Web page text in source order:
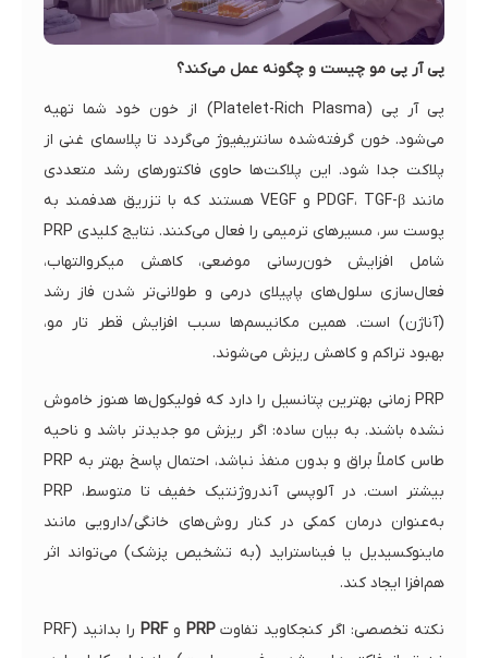
پی آر پی مو چیست و چگونه عمل می‌کند؟
پی آر پی (Platelet-Rich Plasma) از خون خود شما تهیه
می‌شود. خون گرفته‌شده سانتریفیوژ می‌گردد تا پلاسمای غنی از
پلاکت جدا شود. این پلاکت‌ها حاوی فاکتورهای رشد متعددی
مانند PDGF، TGF-β و VEGF هستند که با تزریق هدفمند به
پوست سر، مسیرهای ترمیمی را فعال می‌کنند. نتایج کلیدی PRP
شامل افزایش خون‌رسانی موضعی، کاهش میکروالتهاب،
فعال‌سازی سلول‌های پاپیلای درمی و طولانی‌تر شدن فاز رشد
(آناژن) است. همین مکانیسم‌ها سبب افزایش قطر تار مو،
بهبود تراکم و کاهش ریزش می‌شوند.
PRP زمانی بهترین پتانسیل را دارد که فولیکول‌ها هنوز خاموش
نشده باشند. به بیان ساده: اگر ریزش مو جدیدتر باشد و ناحیه
طاس کاملاً براق و بدون منفذ نباشد، احتمال پاسخ بهتر به PRP
بیشتر است. در آلوپسی آندروژنتیک خفیف تا متوسط، PRP
به‌عنوان درمان کمکی در کنار روش‌های خانگی/دارویی مانند
ماینوکسیدیل یا فیناستراید (به تشخیص پزشک) می‌تواند اثر
هم‌افزا ایجاد کند.
نکته تخصصی: اگر کنجکاوید تفاوتPRP وPRF
را بدانید (PRF